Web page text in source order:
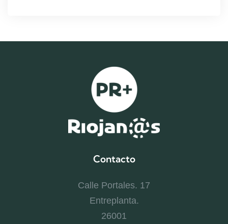
Contacto
Calle Portales. 17
Entreplanta.
26001